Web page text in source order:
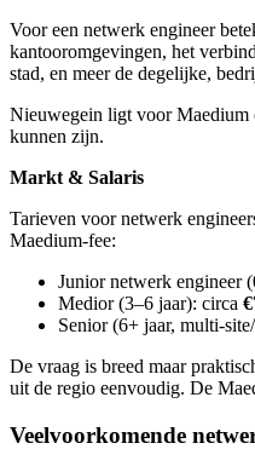
Voor een netwerk engineer
kantooromgevingen, het
stad, en meer de degelijke,
Nieuwegein ligt voor Maedium
kunnen zijn.
Markt & Salaris
Tarieven voor netwerk
Maedium-fee:
Junior netwerk engineer
Medior (3–6 jaar): circa
Senior (6+ jaar, multi-
De vraag is breed maar
uit de regio eenvoudig. De
Veelvoorkomende